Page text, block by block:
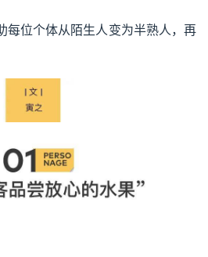
每位个体从陌生人变为半熟人，再